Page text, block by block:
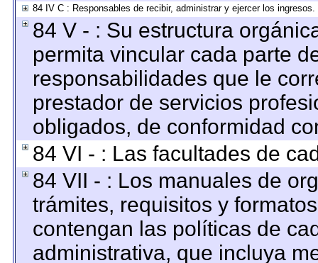
84 IV C : Responsables de recibir, administrar y ejercer los ingresos.
84 V - : Su estructura
permita vincular cada parte
responsabilidades que le
prestador de servicios
obligados, de conformidad
84 VI - : Las facultades de
84 VII - : Los manuales de
trámites, requisitos y
contengan las políticas de
administrativa, que incluya